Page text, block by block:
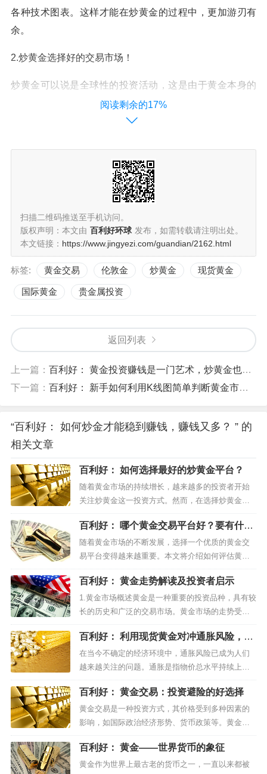
各种技术图表。这样才能在炒黄金的过程中，更加游刃有
余。
2.炒黄金选择好的交易市场！
炒黄金可以说是全球性的投资活动，这是由于黄金本身的
重大价值及它的社会地位。所以，选择世界性的黄金交易
市场的投资产品更有利于投资，譬如伦敦金。伦敦金的交
的，如遇上国际节假日等都会休市。在中国，存在着一些
基金公司在帮投资者投资理财时，也会投资炒黄金。就是
这样一个巨大的炒黄金市场，且参与的人数如此众多及分
布范围之广，所以黄金交易市场每天的交易量是十分巨大
的，任何财团和机构都没有能力人为操控这个市场，完全
是靠市场自发调节。因此，炒黄金只要选择好的交易市
场，投资者从中获利的机会都将是平等的。
【百利好直播间精彩直击，名师坐镇深度解析】百利好直
在全情互动的过程中尽享投资乐趣！
以上资讯内容是由第三方提供，纯粹用作一般参考用途，
百利好并不保证所提供的第三方资讯的准确性、完整性、
及时性或适用性；亦不构成投资建议。
阅读剩余的17%
扫描二维码推送至手机访问。
版权声明：本文由 百利好环球 发布，如需转载请注明出处。
本文链接： https://www.jingyezi.com/guandian/2162.html
标签: 黄金交易 伦敦金 炒黄金 现货黄金
国际黄金 贵金属投资
返回列表
上一篇： 百利好： 黄金投资赚钱是一门艺术，炒黄金也需要做好止盈
下一篇： 百利好： 新手如何利用K线图简单判断黄金市场行情的上涨与下跌?
“百利好： 如何炒金才能稳到赚钱，赚钱又多？ ” 的
相关文章
百利好： 如何选择最好的炒黄金平台？
随着黄金市场的持续增长，越来越多的投资者开始
关注炒黄金这一投资方式。然而，在选择炒黄金的
平台时，很多投资者常常感到困惑和不知所措。如
何选择最好的炒黄金平台成为了投资者们关注的焦
点。在选择炒黄金平台时，以下几个关键因素是值
得投资者们注意的。首先，安全性是选择炒黄金平
台时最为重要的考量因素。投资者应...
百利好： 哪个黄金交易平台好？要有什么
特点？
随着黄金市场的不断发展，选择一个优质的黄金交
易平台变得越来越重要。本文将介绍如何评估黄金
交易平台的特点，并为您提供选择卓越之选的指
南。黄金作为一种珍贵的贵金属，一直以来都被视
为最具价值和稳定性的投资方式之一。因此，许多
投资者都希望能够在黄金市场上获得机会。然而，
选择合适的黄金交易平台并不容易，因...
百利好： 黄金走势解读及投资者启示
1.黄金市场概述黄金是一种重要的投资品种，具有较
长的历史和广泛的交易市场。黄金市场的走势受到
多种因素的影响，包括经济、政治、地缘政治和市
场情绪等。投资者需要综合考虑各种因素，进行全
面的市场分析。2.技术分析方法技术分析是一种通过
研究历史价格和交易量的方法，以预测未来走势。
常用的技术分析工具包括趋势...
百利好： 利用现货黄金对冲通胀风险，保
护财富
在当今不确定的经济环境中，通胀风险已成为人们
越来越关注的问题。通胀是指物价总水平持续上升
导致货币购买力下降的现象。随着供应链问题、能
源成本增加以及货币供应过剩等因素的影响，通胀
风险对个人和企业的财富保护构成了严峻的考验。
对冲通胀风险是一种常见的保护财富的方法，而现
货黄金则是一种被广泛认可的对冲工...
百利好： 黄金交易：投资避险的好选择
黄金交易是一种投资方式，其价格受到多种因素的
影响，如国际政治经济形势、货币政策等。黄金交
易具有独特的避险属性，使得它在投资组合中具有
重要的作用。一、黄金交易的基本概念黄金交易是
一种以黄金为交易对象的投资方式，投资者可以通
百利好： 黄金——世界货币的象征
黄金作为世界上最古老的货币之一，一直以来都被